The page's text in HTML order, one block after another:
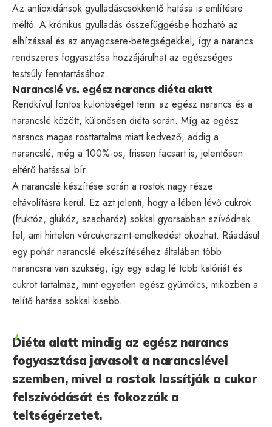
Az antioxidánsok gyulladáscsökkentő hatása is említésre
méltó. A krónikus gyulladás összefüggésbe hozható az
elhízással és az anyagcsere-betegségekkel, így a narancs
rendszeres fogyasztása hozzájárulhat az egészséges
testsúly fenntartásához.
Narancslé vs. egész narancs diéta alatt
Rendkívül fontos különbséget tenni az egész narancs és a
narancslé között, különösen diéta során. Míg az egész
narancs magas rosttartalma miatt kedvező, addig a
narancslé, még a 100%-os, frissen facsart is, jelentősen
eltérő hatással bír.
A narancslé készítése során a rostok nagy része
eltávolításra kerül. Ez azt jelenti, hogy a lében lévő cukrok
(fruktóz, glükóz, szacharóz) sokkal gyorsabban szívódnak
fel, ami hirtelen vércukorszint-emelkedést okozhat. Ráadásul
egy pohár narancslé elkészítéséhez általában több
narancsra van szükség, így egy adag lé több kalóriát és
cukrot tartalmaz, mint egyetlen egész gyümölcs, miközben a
telítő hatása sokkal kisebb.
Diéta alatt mindig az egész narancs
fogyasztása javasolt a narancslével
szemben, mivel a rostok lassítják a cukor
felszívódását és fokozzák a
teltségérzetet.